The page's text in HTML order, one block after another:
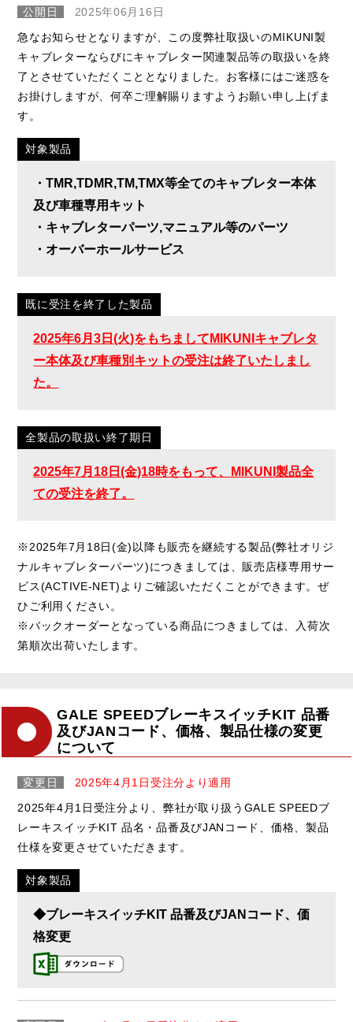
公開日
2025年06月16日
急なお知らせとなりますが、この度弊社取扱いのMIKUNI製
キャブレターならびにキャブレター関連製品等の取扱いを終
了とさせていただくこととなりました。お客様にはご迷惑を
お掛けしますが、何卒ご理解賜りますようお願い申し上げま
す。
対象製品
・TMR,TDMR,TM,TMX等全てのキャブレター本体
及び車種専用キット
・キャブレターパーツ,マニュアル等のパーツ
・オーバーホールサービス
既に受注を終了した製品
2025年6月3日(火)をもちましてMIKUNIキャブレタ
ー本体及び車種別キットの受注は終了いたしまし
た。
全製品の取扱い終了期日
2025年7月18日(金)18時をもって、MIKUNI製品全
ての受注を終了。
※2025年7月18日(金)以降も販売を継続する製品(弊社オリジ
ナルキャブレターパーツ)につきましては、販売店様専用サー
ビス(ACTIVE-NET)よりご確認いただくことができます。ぜ
ひご利用ください。
※バックオーダーとなっている商品につきましては、入荷次
第順次出荷いたします。
GALE SPEEDブレーキスイッチKIT 品番
及びJANコード、価格、製品仕様の変更
について
変更日
2025年4月1日受注分より適用
2025年4月1日受注分より、弊社が取り扱うGALE SPEEDブ
レーキスイッチKIT 品名・品番及びJANコード、価格、製品
仕様を変更させていただきます。
対象製品
◆ブレーキスイッチKIT 品番及びJANコード、価
格変更